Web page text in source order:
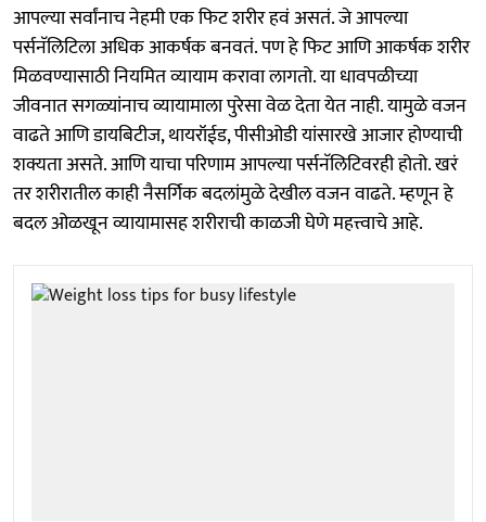
आपल्या सर्वांनाच नेहमी एक फिट शरीर हवं असतं. जे आपल्या
पर्सनॅलिटिला अधिक आकर्षक बनवतं. पण हे फिट आणि आकर्षक शरीर
मिळवण्यासाठी नियमित व्यायाम करावा लागतो. या धावपळीच्या
जीवनात सगळ्यांनाच व्यायामाला पुरेसा वेळ देता येत नाही. यामुळे वजन
वाढते आणि डायबिटीज, थायरॉईड, पीसीओडी यांसारखे आजार होण्याची
शक्यता असते. आणि याचा परिणाम आपल्या पर्सनॅलिटिवरही होतो. खरं
तर शरीरातील काही नैसर्गिक बदलांमुळे देखील वजन वाढते. म्हणून हे
बदल ओळखून व्यायामासह शरीराची काळजी घेणे महत्त्वाचे आहे.